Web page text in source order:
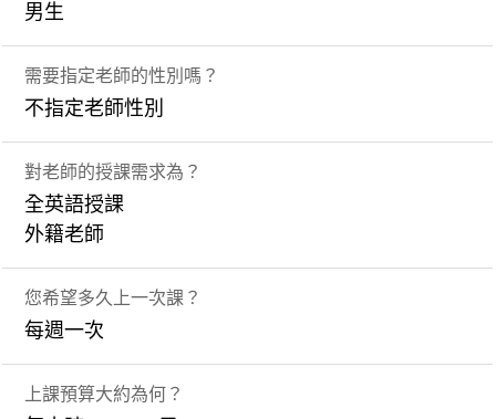
男生
需要指定老師的性別嗎？
不指定老師性別
對老師的授課需求為？
全英語授課
外籍老師
您希望多久上一次課？
每週一次
上課預算大約為何？